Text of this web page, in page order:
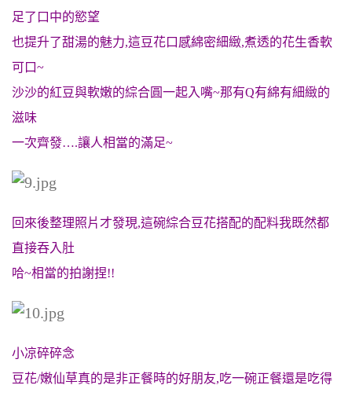
足了口中的慾望
也提升了甜湯的魅力,這豆花口感綿密細緻,煮透的花生香軟
可口~
沙沙的紅豆與軟嫩的綜合圓一起入嘴~那有Q有綿有細緻的
滋味
一次齊發….讓人相當的滿足~
回來後整理照片才發現,這碗綜合豆花搭配的配料我既然都
直接吞入肚
哈~相當的拍謝捏!!
小凉碎碎念
豆花/嫩仙草真的是非正餐時的好朋友,吃一碗正餐還是吃得